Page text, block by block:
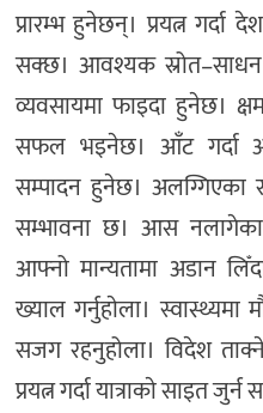
प्रारम्भ हुनेछन्। प्रयत्न गर्दा
सक्छ। आवश्यक
व्यवसायमा फाइदा हुनेछ।
सफल भइनेछ। आँट गर्दा
सम्पादन हुनेछ। अलग्गिएका
सम्भावना छ। आस नलागेका
आफ्नो मान्यतामा अडान
ख्याल गर्नुहाेला।
सजग रहनुहोला। विदेश
प्रयत्न गर्दा यात्राकाे साइत जुर्न